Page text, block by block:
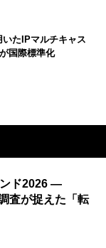
いたIPマルチキャス
国際標準化
ド2026 ―
査が捉えた「転